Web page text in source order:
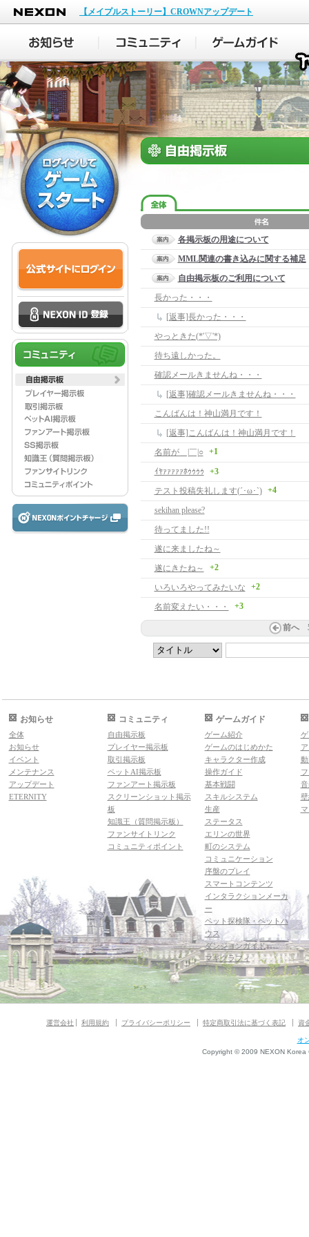
NEXON
【メイプルストーリー】CROWNアップデート
各掲示板の用途について
MML関連の書き込みに関する補足
自由掲示板のご利用について
長かった・・・
[返事]長かった・・・
やっときた(*'▽'*)
待ち遠しかった。
確認メールきませんね・・・
[返事]確認メールきませんね・・・
こんばんは！神山満月です！
[返事]こんばんは！神山満月です！
名前が＿|￣|○
+1
ｲﾔｧｧｧｧｧﾎｩｩｩｩ
+3
テスト投稿失礼します(´･ω･`)
+4
sekihan please?
待ってました!!
遂に来ましたね～
遂にきたね～
+2
いろいろやってみたいな +2
名前変えたい・・・ +3
前へ
お知らせ
全体
お知らせ
イベント
メンテナンス
アップデート
ETERNITY
コミュニティ
自由掲示板
プレイヤー掲示板
取引掲示板
ペットAI掲示板
ファンアート掲示板
スクリーンショット掲示
板
知識王（質問掲示板）
ファンサイトリンク
コミュニティポイント
ゲームガイド
ゲーム紹介
ゲームのはじめかた
キャラクター作成
操作ガイド
基本戦闘
スキルシステム
生産
ステータス
エリンの世界
町のシステム
コミュニケーション
序盤のプレイ
スマートコンテンツ
インタラクションメーカ
ー
ペット探検隊・ペットハ
ウス
ダンジョンガイド
マギグラフィ
運営会社 利用規約 プライバシーポリシー 特定商取引法に基づく表記 資
オ
Copyright © 2009 NEXON Korea